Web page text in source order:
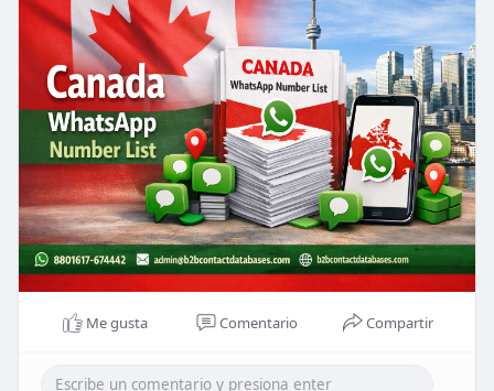
Me gusta Comentario Compartir